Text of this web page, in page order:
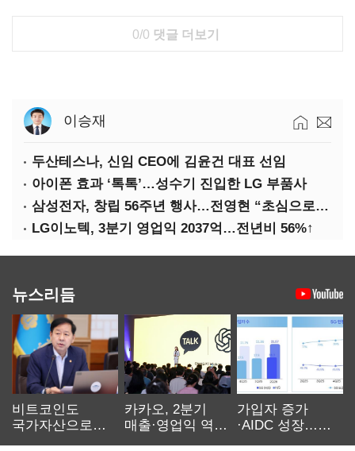
0/0 댓글 더보기
이승재
두산테스나, 신임 CEO에 김윤건 대표 선임
아이폰 효과 ‘톡톡’…성수기 진입한 LG 부품사
삼성전자, 창립 56주년 행사…전영현 “초심으로 경쟁력 회복해야”
LG이노텍, 3분기 영업익 2037억…전년비 56%↑
뉴스리듬
비트코인도
국가자산으로…'
카카오, 2분기
매출·영업익 역대
가입자 증가
·AIDC 성장…